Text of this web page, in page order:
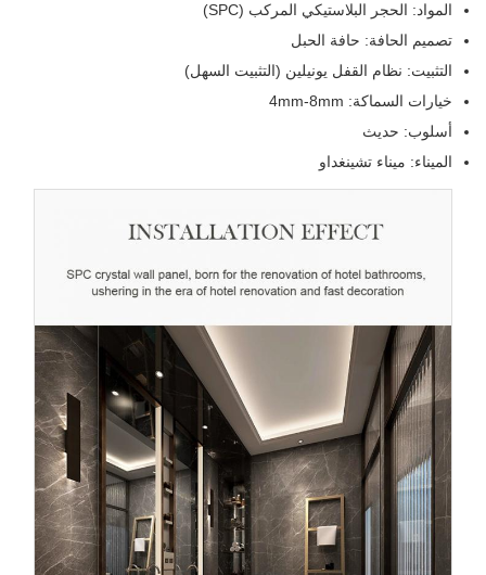
المواد: الحجر البلاستيكي المركب (SPC)
تصميم الحافة: حافة الحبل
التثبيت: نظام القفل يونيلين (التثبيت السهل)
خيارات السماكة: 4mm-8mm
أسلوب: حديث
الميناء: ميناء تشينغداو